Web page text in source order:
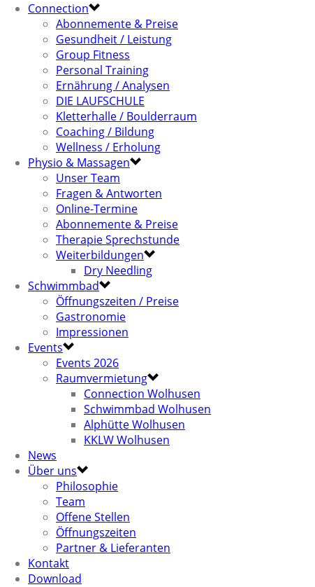
Connection
Abonnemente & Preise
Gesundheit / Leistung
Group Fitness
Personal Training
Ernährung / Analysen
DIE LAUFSCHULE
Kletterhalle / Boulderraum
Coaching / Bildung
Wellness / Erholung
Physio & Massagen
Unser Team
Fragen & Antworten
Online-Termine
Abonnemente & Preise
Therapie Sprechstunde
Weiterbildungen
Dry Needling
Schwimmbad
Öffnungszeiten / Preise
Gastronomie
Impressionen
Events
Events 2026
Raumvermietung
Connection Wolhusen
Schwimmbad Wolhusen
Alphütte Wolhusen
KKLW Wolhusen
News
Über uns
Philosophie
Team
Offene Stellen
Öffnungszeiten
Partner & Lieferanten
Kontakt
Download